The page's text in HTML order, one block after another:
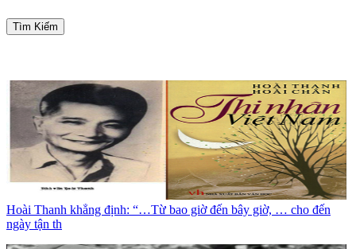
Tìm Kiếm
Hoài Thanh khẳng định: “…Từ bao giờ đến bây giờ, … cho đến
ngày tận th